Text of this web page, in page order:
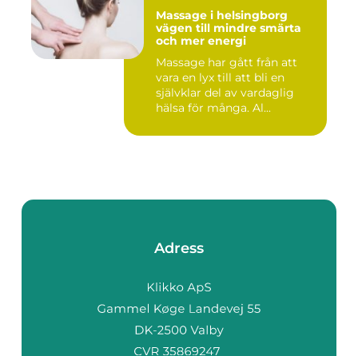
Massage i helsingborg
vägen till mindre smärta
och mer energi
Massage har gått från att
vara en lyx till att bli en
självklar del av vardaglig
hälsa för många. Al...
Adress